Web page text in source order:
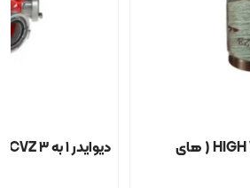
اسپری نازل HIGH VELOCITY ( های
دیوایدر ۱ به ۳ CVZ ( چهار راهی )